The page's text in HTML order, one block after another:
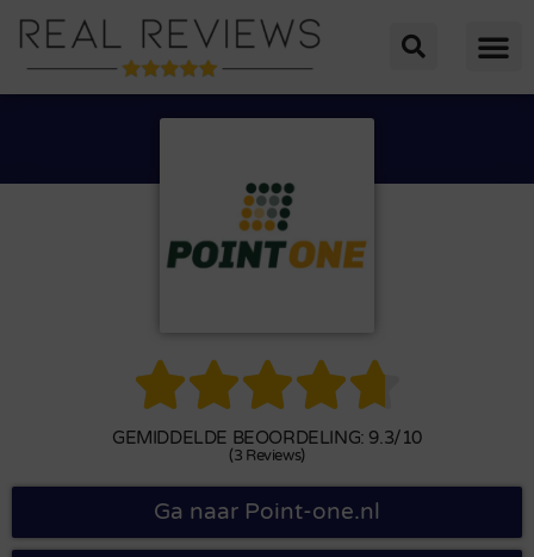

GEMIDDELDE BEOORDELING: 9.3/10
(3 Reviews)
Ga naar Point-one.nl